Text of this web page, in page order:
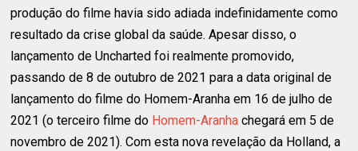
produção do filme havia sido adiada indefinidamente como
resultado da crise global da saúde. Apesar disso, o
lançamento de Uncharted foi realmente promovido,
passando de 8 de outubro de 2021 para a data original de
lançamento do filme do Homem-Aranha em 16 de julho de
2021 (o terceiro filme do Homem-Aranha chegará em 5 de
novembro de 2021). Com esta nova revelação da Holland, a